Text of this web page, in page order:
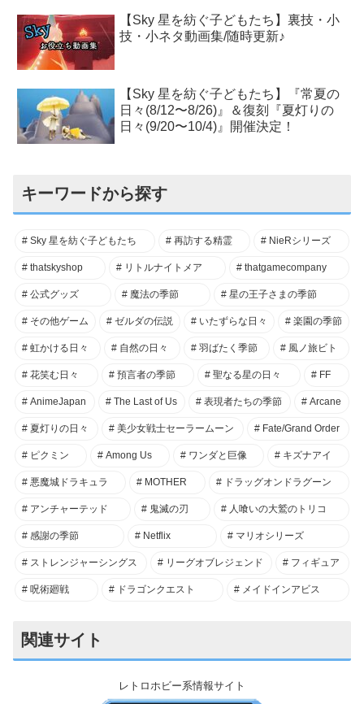
【Sky 星を紡ぐ子どもたち】裏技・小
技・小ネタ動画集/随時更新♪
【Sky 星を紡ぐ子どもたち】『常夏の
日々(8/12〜8/26)』＆復刻『夏灯りの
日々(9/20〜10/4)』開催決定！
キーワードから探す
Sky 星を紡ぐ子どもたち 再訪する精霊 NieRシリーズ
thatskyshop リトルナイトメア thatgamecompany
公式グッズ 魔法の季節 星の王子さまの季節
その他ゲーム ゼルダの伝説 いたずらな日々 楽園の季節
虹かける日々 自然の日々 羽ばたく季節 風ノ旅ビト
花笑む日々 預言者の季節 聖なる星の日々 FF
AnimeJapan The Last of Us 表現者たちの季節 Arcane
夏灯りの日々 美少女戦士セーラームーン Fate/Grand Order
ピクミン Among Us ワンダと巨像 キズナアイ
悪魔城ドラキュラ MOTHER ドラッグオンドラグーン
アンチャーテッド 鬼滅の刃 人喰いの大鷲のトリコ
感謝の季節 Netflix マリオシリーズ
ストレンジャーシングス リーグオブレジェンド フィギュア
呪術廻戦 ドラゴンクエスト メイドインアビス
関連サイト
レトロホビー系情報サイト